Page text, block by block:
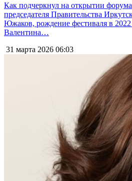
Как подчеркнул на открытии форума
председателя Правительства
Южаков, рождение фестиваля в
Валентина…
31 марта 2026 06:03